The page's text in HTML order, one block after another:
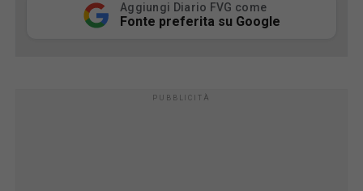
Aggiungi Diario FVG come
Fonte preferita su Google